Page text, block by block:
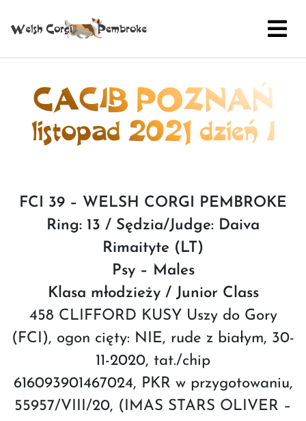
CACIB POZNAŃ
listopad 2021 dzień I
FCI 39 – WELSH CORGI PEMBROKE
Ring: 13 / Sędzia/Judge: Daiva
Rimaityte (LT)
Psy – Males
Klasa młodzieży / Junior Class
458 CLIFFORD KUSY Uszy do Gory
(FCI), ogon cięty: NIE, rude z białym, 30-
11-2020, tat./chip
616093901467024, PKR w przygotowaniu,
55957/VIII/20, (IMAS STARS OLIVER –